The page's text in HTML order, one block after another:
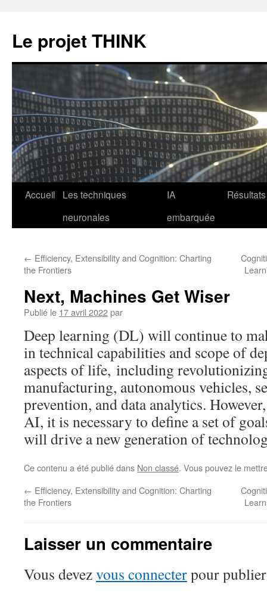
Le projet THINK
Aller
Accueil
Les techniques
neuronales
IA
embarquée
Résultats
← Efficiency, Extensibility and Cognition: Charting
the Frontiers
Next, Machines Get Wiser
Publié le 17 avril 2022par
Deep learning (DL) will continue to
in technical capabilities and scope of
aspects of life, including
manufacturing, autonomous vehicles,
prevention, and data analytics.
AI, it is necessary to define a set of
will drive a new generation of
Ce contenu a été publié dans Non classé. Vous pouvez le
← Efficiency, Extensibility and Cognition: Charting
the Frontiers
Laisser un commentaire
Vous devezvous connecterpour